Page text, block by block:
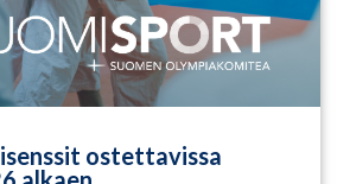
ostettavissa